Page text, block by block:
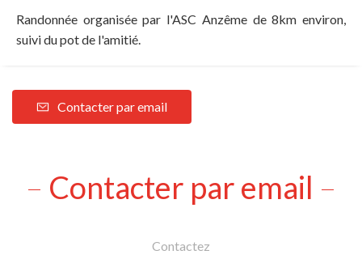
Randonnée organisée par l'ASC Anzême de 8km environ,
suivi du pot de l'amitié.
Contacter par email
Contacter par email
Contactez